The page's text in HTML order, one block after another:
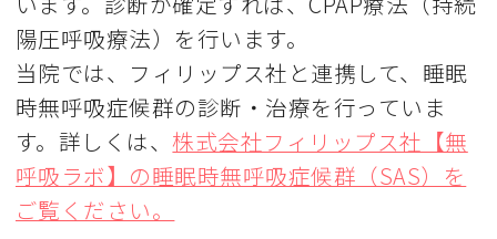
陽圧呼吸療法）を行います。
当院では、フィリップス社と連携して、睡眠
時無呼吸症候群の診断・治療を行っていま
す。詳しくは、 株式会社フィリップス社【無
呼吸ラボ】の睡眠時無呼吸症候群（SAS）を
ご覧ください。